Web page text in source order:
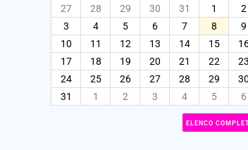
27 28 29 30 31 1
2
3
4 5 6 7 8
9
10
11 12 13 14 15
17
18 19 20 21 22
23
24
25 26 27 28 29
30
31
1 2 3 4 5 6
ELENCO